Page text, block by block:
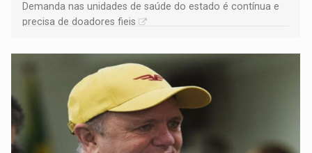
Demanda nas unidades de saúde do estado é contínua e
precisa de doadores fieis